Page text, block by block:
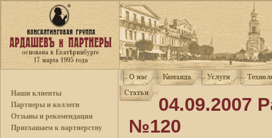
Наши клиенты
Партнеры и коллеги
Отзывы и рекомендации
Приглашаем к партнерству
04.09.2007
№120